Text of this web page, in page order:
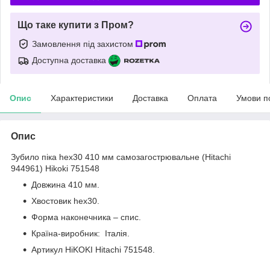
Що таке купити з Пром?
Замовлення під захистом
Доступна доставка
Опис Характеристики Доставка Оплата Умови
Опис
Зубило піка heх30 410 мм самозагострювальне (Hitachi
944961) Hikoki 751548
Довжина 410 мм.
Хвостовик heх30.
Форма наконечника – спис.
Країна-виробник: Італія.
Артикул HiKOKI Hitachi 751548.